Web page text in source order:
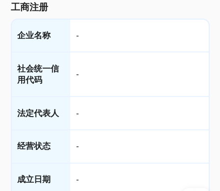
工商注册
企业名称 -
社会统一信
用代码
-
法定代表人 -
经营状态 -
成立日期 -